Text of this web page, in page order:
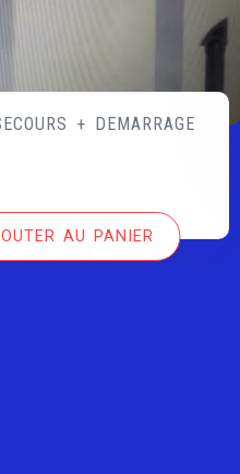
+ DEMARRAGE
AU PANIER